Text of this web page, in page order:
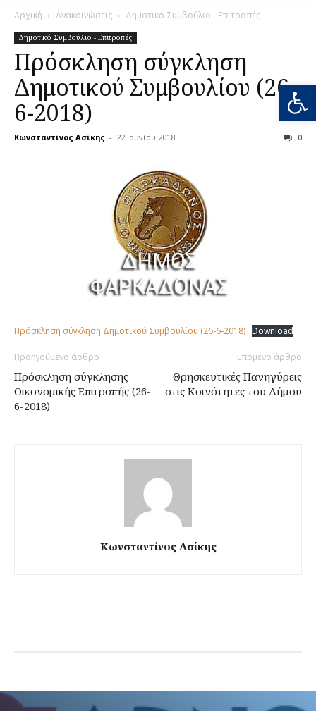
Αρχική Ανακοινώσεις Δημοτικό Συμβούλιο - Επιτροπές
Δημοτικό Συμβούλιο - Επιτροπές
Πρόσκληση σύγκληση
Δημοτικού Συμβουλίου (26-
6-2018)
Κωνσταντίνος Ασίκης - 22 Ιουνίου 2018 0
Πρόσκληση σύγκληση Δημοτικού Συμβουλίου (26-6-2018) Download
Προηγούμενο άρθρο
Πρόσκληση σύγκλησης
Οικονομικής Επιτροπής (26-
6-2018)
Επόμενο άρθρο
Θρησκευτικές Πανηγύρεις
στις Κοινότητες του Δήμου
Κωνσταντίνος Ασίκης